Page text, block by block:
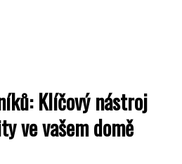
Klíčový nástroj
ve vašem domě